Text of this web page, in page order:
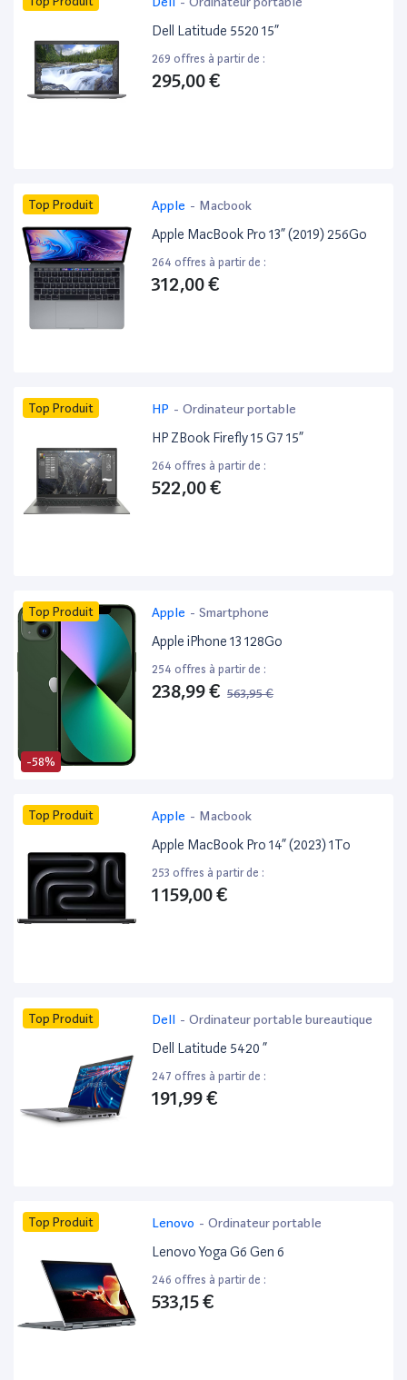
Dell Latitude 5520 15”
269 offres à partir de :
295,00 €
Top Produit Apple - Macbook
Apple MacBook Pro 13” (2019) 256Go
264 offres à partir de :
312,00 €
Top Produit HP - Ordinateur portable
HP ZBook Firefly 15 G7 15”
264 offres à partir de :
522,00 €
-58%
Top Produit Apple - Smartphone
Apple iPhone 13 128Go
254 offres à partir de :
238,99 € 563,95 €
Top Produit Apple - Macbook
Apple MacBook Pro 14” (2023) 1To
253 offres à partir de :
1 159,00 €
Top Produit Dell - Ordinateur portable bureautique
Dell Latitude 5420 ”
247 offres à partir de :
191,99 €
Top Produit Lenovo - Ordinateur portable
Lenovo Yoga G6 Gen 6
246 offres à partir de :
533,15 €